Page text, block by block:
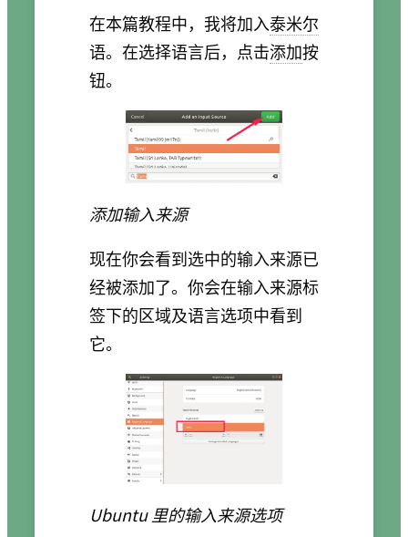
在本篇教程中，我将加入泰米尔
语。在选择语言后，点击添加按
钮。
添加输入来源
现在你会看到选中的输入来源已
经被添加了。你会在输入来源标
签下的区域及语言选项中看到
它。
Ubuntu 里的输入来源选项